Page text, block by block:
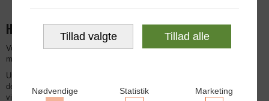
Tillad valgte Tillad alle
Nødvendige Statistik Marketing
Hvem er vi?
Vores succes bygger på en bred pallette af dygtige og engagerede
medarbejdere, der alle har stor erfaring med netop deres område.
Uniplus IT A/S er blandt de 0,5% af danske virksomheder, som er tildelt
den højeste AAA kredit rating 10 år i træk– en rating der kun tildeles
virksomheder med en særdeles solid økonomi.